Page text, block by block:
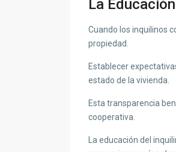
La
Cuando los inquilinos
propiedad.
Establecer
estado de la vivienda.
Esta transparencia
cooperativa.
La educación del